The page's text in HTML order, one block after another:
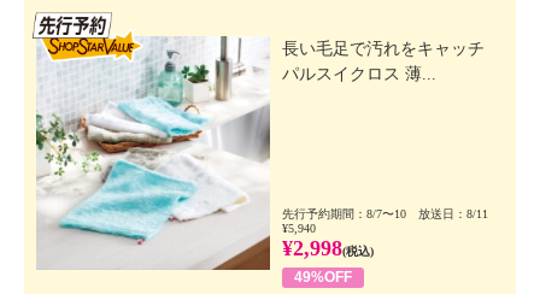
長い毛足で汚れをキャッチ
パルスイクロス 薄...
先行予約期間：8/7〜10 放送日：8/11
¥5,940
¥2,998(税込)
49%OFF